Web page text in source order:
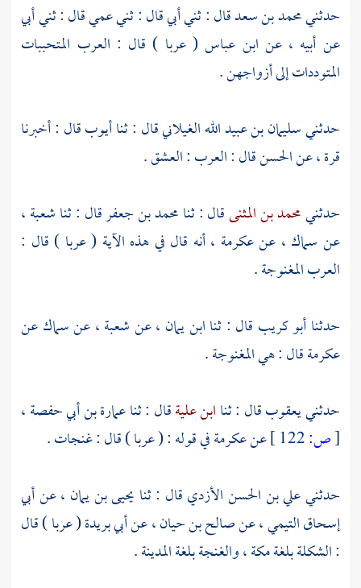
حدثنيمحمد بن سعدقال : ثني أبي قال : ثني عمي قال : ثني أبي
عن أبيه ، عن ابن عباس ( عربا ) قال : العرب المتحببات
المتوددات إلى أزواجهن .
حدثنيسليمان بن عبيد الله الغيلانيقال : ثناأيوبقال : أخبرنا
قرة، عنالحسنقال : العرب : العشق .
حدثنيمحمد بن المثنىقال : ثنامحمد بن جعفرقال : ثناشعبة،
عن سماك ، عنعكرمة ، أنه قال في هذه الآية ( عربا ) قال :
العرب المغنوجة .
حدثناأبو كريب قال : ثناابن يمان ، عنشعبة، عنسماكعن
عكرمةقال : هي المغنوجة .
حدثنييعقوبقال : ثناابن عليةقال : ثناعمارة بن أبي حفصة،
[ص: عنعكرمةفي قوله : ( عربا ) قال : غنجات .
حدثنيعلي بن الحسن الأزديقال : ثنا يحيى بن يمان ، عنأبي
إسحاق التيمي، عنصالح بن حيان، عنأبي بريدة( عربا ) قال
: الشكلة بلغة مكة ، والغنجة بلغة المدينة .